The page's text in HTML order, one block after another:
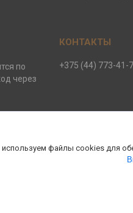
по
через
+375 (44) 773-41-
файлы cookies для